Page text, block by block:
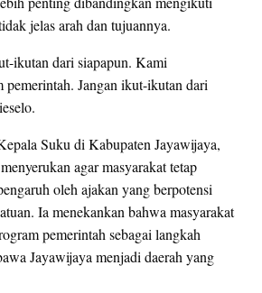
jelas arah dan tujuannya.
ikutan dari siapapun. Kami
pemerintah. Jangan ikut-ikutan dari
Suku di Kabupaten Jayawijaya,
agar masyarakat tetap
oleh ajakan yang berpotensi
Ia menekankan bahwa masyarakat
pemerintah sebagai langkah
Jayawijaya menjadi daerah yang